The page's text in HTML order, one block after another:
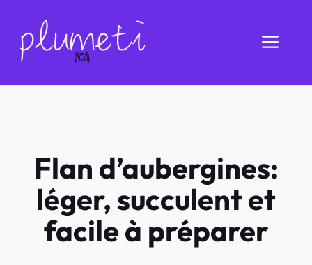
contenu
Flan d’aubergines:
léger, succulent et
facile à préparer